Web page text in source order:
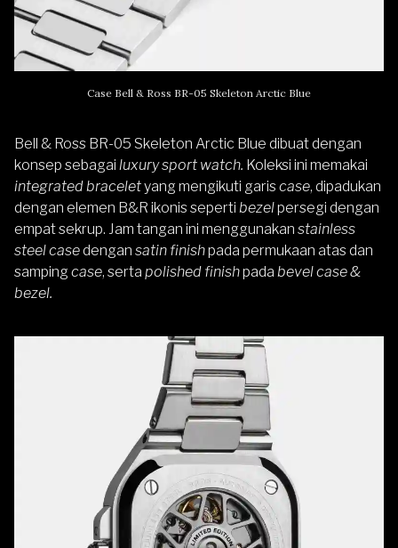
Case Bell & Ross BR-05 Skeleton Arctic Blue
Bell & Ross BR-05 Skeleton Arctic Blue dibuat dengan
konsep sebagai luxurysport watch. Koleksi ini memakai
integrated braceletyang mengikuti gariscase, dipadukan
dengan elemen B&R ikonis seperti bezelpersegi dengan
empat sekrup. Jam tangan ini menggunakan stainless
steel casedengan satin finishpada permukaan atas dan
samping case, serta polished finishpada bevel case &
bezel.